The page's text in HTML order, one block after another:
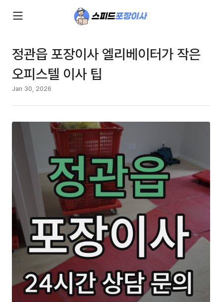
정관읍 포장이사 엘리베이터가 작은
오피스텔 이사 팁
Jan 30, 2026